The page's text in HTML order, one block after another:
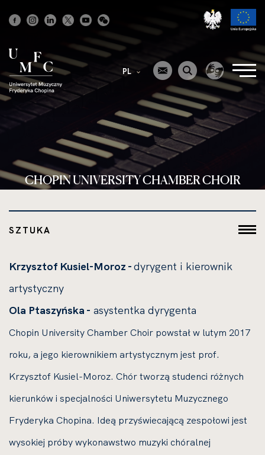
główna
PL
CHOPIN UNIVERSITY CHAMBER CHOIR
SZTUKA
Krzysztof Kusiel-Moroz -dyrygent i kierownik
artystyczny
Ola Ptaszyńska - asystentka dyrygenta
Chopin University Chamber Choir powstał w lutym 2017
roku, a jego kierownikiem artystycznym jest prof.
Krzysztof Kusiel-Moroz. Chór tworzą studenci różnych
kierunków i specjalności Uniwersytetu Muzycznego
Fryderyka Chopina. Ideą przyświecającą zespołowi jest
wysokiej próby wykonawstwo muzyki chóralnej